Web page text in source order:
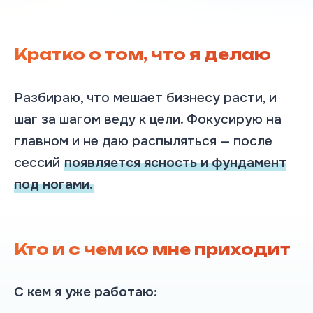
Кратко о том, что я делаю
Разбираю, что мешает бизнесу расти, и
шаг за шагом веду к цели. Фокусирую на
главном и не даю распыляться — после
сессий появляется ясность и фундамент
под ногами.
Кто и с чем ко мне приходит
С кем я уже работаю: